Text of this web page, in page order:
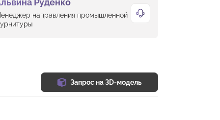
Руденко
направления промышленной
Запрос на 3D-модель